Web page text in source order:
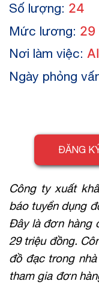
Số lượng: 24
Mức lương: 29
Nơi làm việc:
Ngày phỏng
ĐĂNG
Công ty xuất
báo tuyển dụng
Đây là đơn hàng
29 triệu đồng.
đồ đạc trong
tham gia đơn